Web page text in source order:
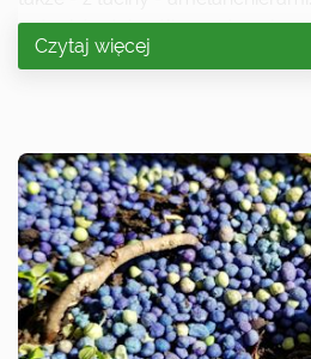
gatunków tej rośliny, a do
należą: - a. alnifolia - świdośliwa
Czytaj więcej